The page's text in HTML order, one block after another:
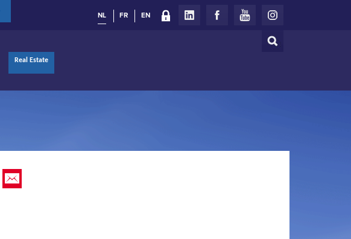
Zoeken
NL FR EN
Real Estate